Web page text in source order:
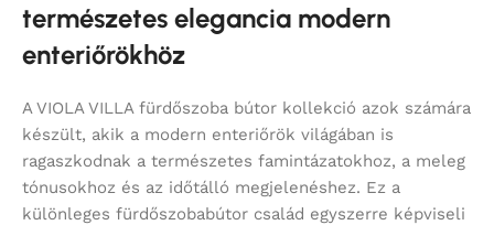
természetes elegancia modern
enteriőrökhöz
A VIOLA VILLA fürdőszoba bútor kollekció azok számára
készült, akik a modern enteriőrök világában is
ragaszkodnak a természetes famintázatokhoz, a meleg
tónusokhoz és az időtálló megjelenéshez. Ez a
különleges fürdőszobabútor család egyszerre képviseli